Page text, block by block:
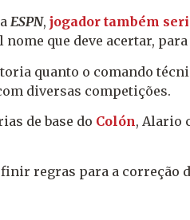
ESPN, jogador também
que deve acertar, para
quanto o comando
diversas competições.
de base do Colón, Alario
regras para a correção